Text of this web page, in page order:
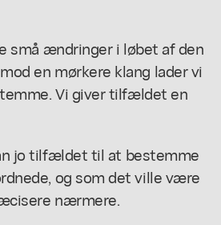
små ændringer i løbet af den
en mørkere klang lader vi
Vi giver tilfældet en
jo tilfældet til at bestemme
og som det ville være
nærmere.